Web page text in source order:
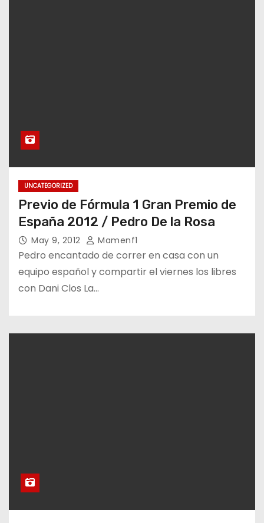
UNCATEGORIZED
Previo de Fórmula 1 Gran Premio de
España 2012 / Pedro De la Rosa
May 9, 2012 Mamenf1
Pedro encantado de correr en casa con un
equipo español y compartir el viernes los libres
con Dani Clos La…